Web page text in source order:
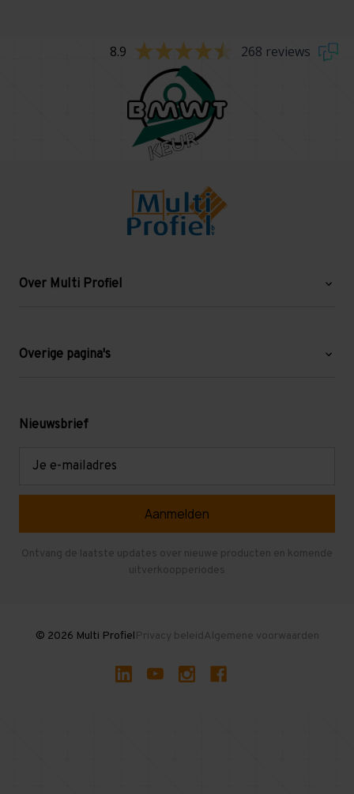
8.9 268 reviews
Over Multi Profiel
Blog
Levering en afhalen
Overige pagina's
Mezzanine
Gebruikte entresolvloeren
Nieuwsbrief
Ontvang de laatste updates over nieuwe producten en komende
uitverkoopperiodes
© 2026 Multi ProfielPrivacy beleidAlgemene voorwaarden